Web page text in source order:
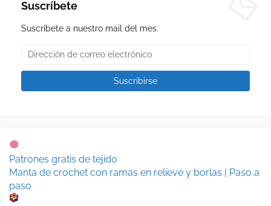
Suscríbete
Suscríbete a nuestro mail del mes.
Patrones gratis de tejido
Manta de crochet con ramas en relieve y borlas | Paso a
paso